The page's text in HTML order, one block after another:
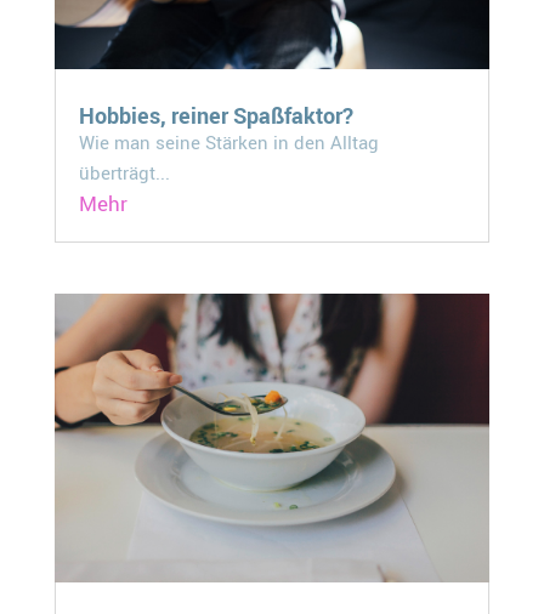
Hobbies, reiner Spaßfaktor?
Wie man seine Stärken in den Alltag
überträgt...
Mehr